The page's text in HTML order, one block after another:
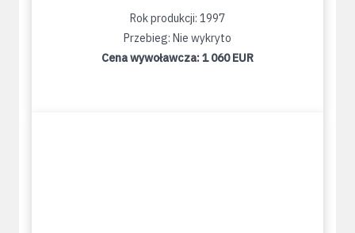
Rok produkcji: 1997
Przebieg: Nie wykryto
Cena wywoławcza:1 060 EUR